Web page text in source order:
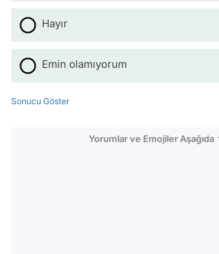
Hayır
Emin olamıyorum
Sonucu Göster
Yorumlar ve Emojiler Aşağıda